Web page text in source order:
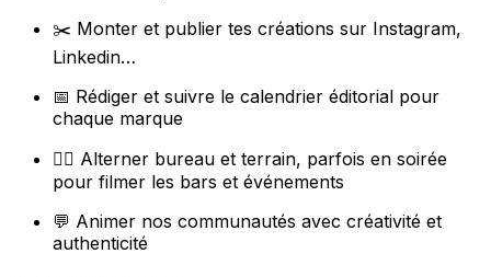
✂️ Monter et publier tes créations sur Instagram,
Linkedin…
📅 Rédiger et suivre le calendrier éditorial pour
chaque marque
🏃‍♂️ Alterner bureau et terrain, parfois en soirée
pour filmer les bars et événements
💬 Animer nos communautés avec créativité et
authenticité